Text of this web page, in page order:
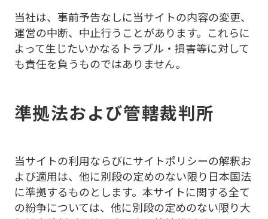
当社は、事前予告なしに当サイトの内容の変更、
運営の中断、中止行うことがあります。これらに
よって生じたいかなるトラブル・損害等に対して
も責任を負うものではありません。
準拠法および管轄裁判所
当サイトの利用ならびにサイトポリシーの解釈お
よび適用は、他に別段の定めのない限り日本国法
に準拠するものとします。本サイトに関する全て
の紛争については、他に別段の定めのない限り大